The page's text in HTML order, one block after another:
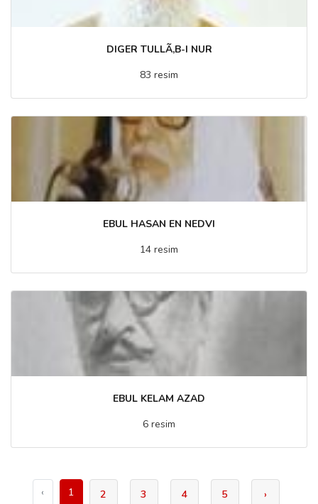
DIGER TULLÃ‚B-I NUR
83 resim
EBUL HASAN EN NEDVI
14 resim
EBUL KELAM AZAD
6 resim
‹ 1 2 3 4 5 ›